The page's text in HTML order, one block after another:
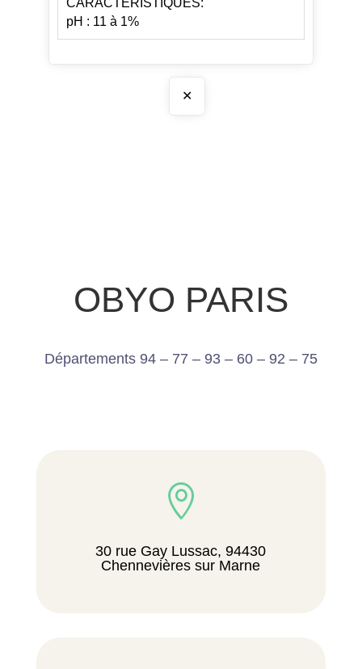
CARACTERISTIQUES:
pH : 11 à 1%
✕
OBYO PARIS
Départements 94 – 77 – 93 – 60 – 92 – 75

30 rue Gay Lussac, 94430
Chennevières sur Marne